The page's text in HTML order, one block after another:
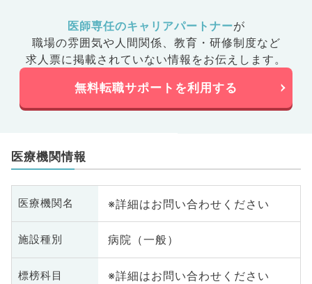
医師専任のキャリアパートナーが
職場の雰囲気や人間関係、 教育・研修制度など
求人票に掲載されていない情報をお伝えします。
無料転職サポートを利用する
医療機関情報
医療機関名 ※詳細はお問い合わせください
施設種別 病院（一般）
標榜科目 ※詳細はお問い合わせください